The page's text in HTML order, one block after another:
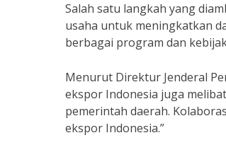
Salah satu langkah yang
usaha untuk meningkatkan
berbagai program dan
Menurut Direktur Jenderal
ekspor Indonesia juga
pemerintah daerah.
ekspor Indonesia.”